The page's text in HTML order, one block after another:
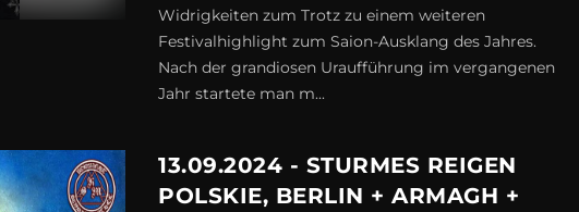
Widrigkeiten zum Trotz zu einem weiteren
Festivalhighlight zum Saion-Ausklang des Jahres.
Nach der grandiosen Uraufführung im vergangenen
Jahr startete man m...
13.09.2024 - STURMES REIGEN
POLSKIE, BERLIN + ARMAGH +